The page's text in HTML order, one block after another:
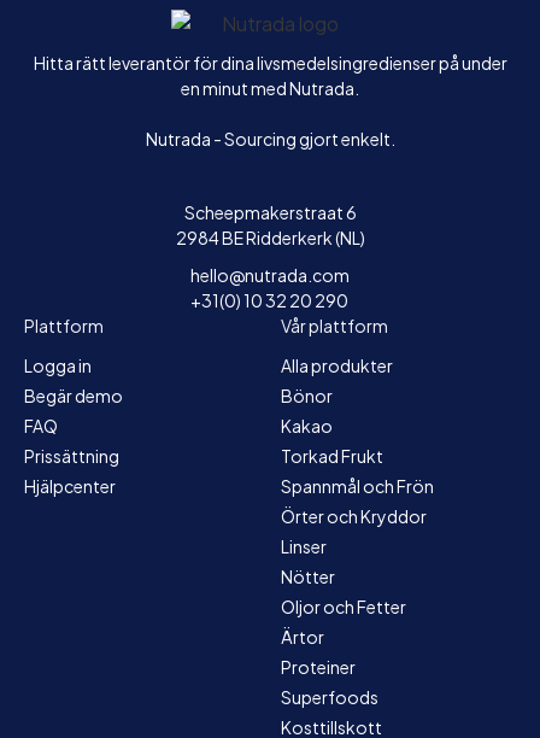
Hem
Hitta rätt leverantör för dina livsmedelsingredienser på under
en minut med Nutrada.
Nutrada - Sourcing gjort enkelt.
Scheepmakerstraat 6
2984 BE Ridderkerk (NL)
hello@nutrada.com
+31(0) 10 32 20 290
Plattform
Logga in
Begär demo
FAQ
Prissättning
Hjälpcenter
Vår plattform
Alla produkter
Bönor
Kakao
Torkad Frukt
Spannmål och Frön
Örter och Kryddor
Linser
Nötter
Oljor och Fetter
Ärtor
Proteiner
Superfoods
Kosttillskott